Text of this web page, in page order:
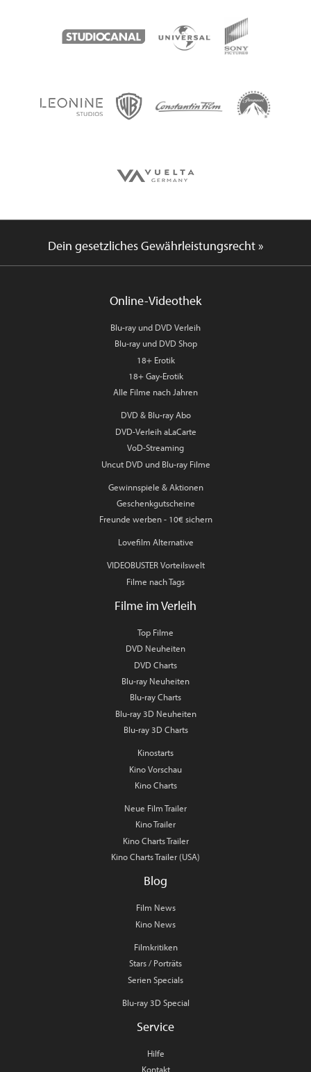
Dein gesetzliches Gewährleistungsrecht »
Online-Videothek
Blu-ray und DVD Verleih
Blu-ray und DVD Shop
18+ Erotik
18+ Gay-Erotik
Alle Filme nach Jahren
DVD & Blu-ray Abo
DVD-Verleih aLaCarte
VoD-Streaming
Uncut DVD und Blu-ray Filme
Gewinnspiele & Aktionen
Geschenkgutscheine
Freunde werben - 10€ sichern
Lovefilm Alternative
VIDEOBUSTER Vorteilswelt
Filme nach Tags
Filme im Verleih
Top Filme
DVD Neuheiten
DVD Charts
Blu-ray Neuheiten
Blu-ray Charts
Blu-ray 3D Neuheiten
Blu-ray 3D Charts
Kinostarts
Kino Vorschau
Kino Charts
Neue Film Trailer
Kino Trailer
Kino Charts Trailer
Kino Charts Trailer (USA)
Blog
Film News
Kino News
Filmkritiken
Stars / Porträts
Serien Specials
Blu-ray 3D Special
Service
Hilfe
Kontakt